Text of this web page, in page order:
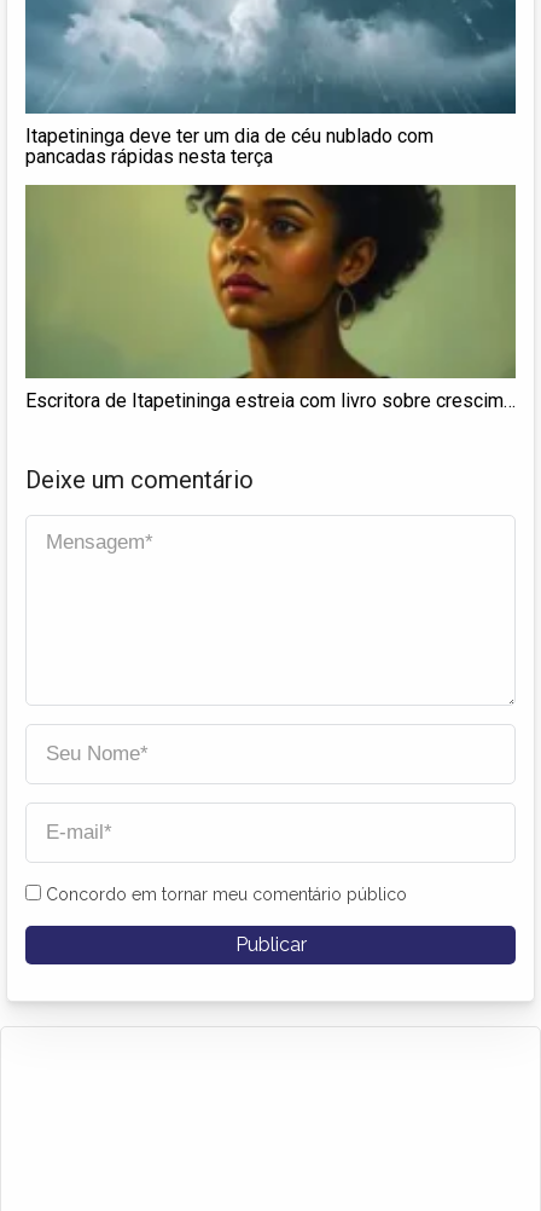
Itapetininga deve ter um dia de céu nublado com
pancadas rápidas nesta terça
Escritora de Itapetininga estreia com livro sobre crescim…
Deixe um comentário
Concordo em tornar meu comentário público